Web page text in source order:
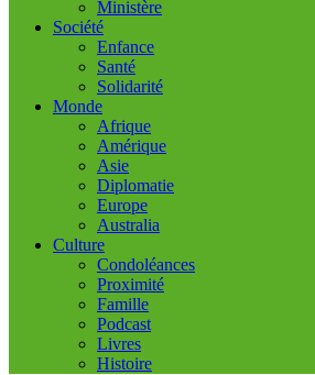
Ministère
Société
Enfance
Santé
Solidarité
Monde
Afrique
Amérique
Asie
Diplomatie
Europe
Australia
Culture
Condoléances
Proximité
Famille
Podcast
Livres
Histoire